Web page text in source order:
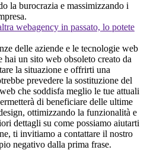
la burocrazia e massimizzando i
webagency in passato, lo potete
delle aziende e le tecnologie web
un sito web obsoleto creato da
la situazione e offrirti una
prevedere la sostituzione del
che soddisfa meglio le tue attuali
di beneficiare delle ultime
ottimizzando la funzionalità e
dettagli su come possiamo aiutarti
ti invitiamo a contattare il nostro
negativo dalla prima frase.